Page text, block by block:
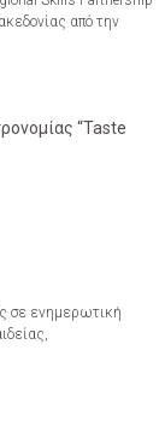
από την
“Taste
σε ενημερωτική